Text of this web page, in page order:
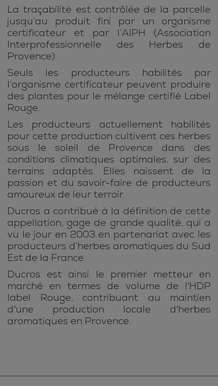
La traçabilité est contrôlée de la parcelle
jusqu’au produit fini par un organisme
certificateur et par l’AIPH (Association
Interprofessionnelle des Herbes de
Provence).
Seuls les producteurs habilités par
l’organisme certificateur peuvent produire
des plantes pour le mélange certifié Label
Rouge.
Les producteurs actuellement habilités
pour cette production cultivent ces herbes
sous le soleil de Provence dans des
conditions climatiques optimales, sur des
terrains adaptés. Elles naissent de la
passion et du savoir-faire de producteurs
amoureux de leur terroir.
Ducros a contribué à la définition de cette
appellation, gage de grande qualité, qui a
vu le jour en 2003 en partenariat avec les
producteurs d’herbes aromatiques du Sud
Est de la France.
Ducros est ainsi le premier metteur en
marché en termes de volume de l'HDP
label Rouge, contribuant au maintien
d'une production locale d'herbes
aromatiques en Provence.